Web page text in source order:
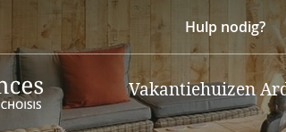
Hulp nodig?
Vakantiehuizen